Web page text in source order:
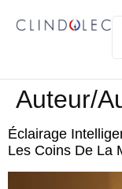
Auteur/
Éclairage
Les Coins De La